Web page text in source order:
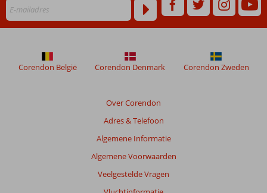
Over Corendon
Adres & Telefoon
Algemene Informatie
Algemene Voorwaarden
Veelgestelde Vragen
Corendon België Corendon Denmark Corendon Zweden